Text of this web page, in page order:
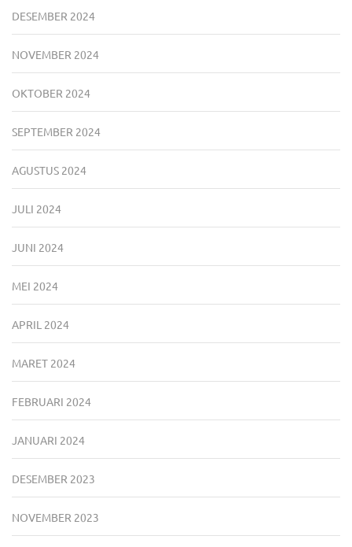
DESEMBER 2024
NOVEMBER 2024
OKTOBER 2024
SEPTEMBER 2024
AGUSTUS 2024
JULI 2024
JUNI 2024
MEI 2024
APRIL 2024
MARET 2024
FEBRUARI 2024
JANUARI 2024
DESEMBER 2023
NOVEMBER 2023